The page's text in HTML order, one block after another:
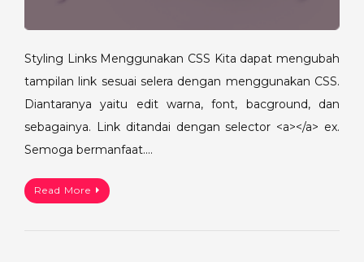
Styling Links Menggunakan CSS Kita dapat mengubah
tampilan link sesuai selera dengan menggunakan CSS.
Diantaranya yaitu edit warna, font, bacground, dan
sebagainya. Link ditandai dengan selector <a></a> ex.
Semoga bermanfaat.…
Read More